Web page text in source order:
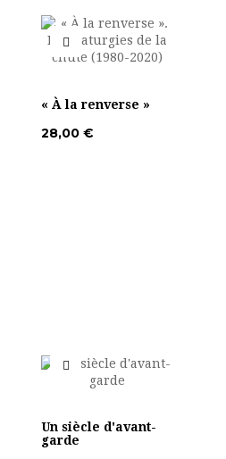
« À la renverse »
28,00 €
Un siècle d'avant-
garde